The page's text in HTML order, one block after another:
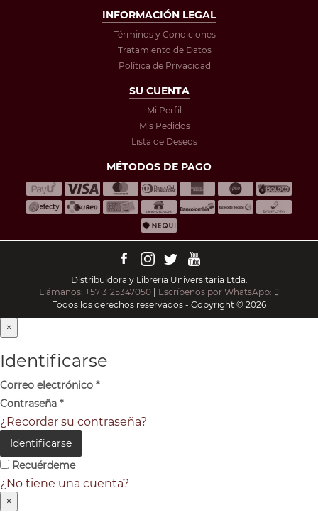
INFORMACIÓN LEGAL
Términos y Condiciones
Tratamiento de Datos
Política de Privacidad
SU CUENTA
Mi Perfil
Mis Pedidos
Lista de Deseos
MÉTODOS DE PAGO
Distribuidora y Librería Universitaria Ltda.
Llámanos: +57 3125347050 | Escríbenos por WhatsApp:
Todos los derechos reservados - Copyright © 2026
×
Identificarse
Correo electrónico *
Contraseña *
¿Recordar su contraseña?
Identificarse
Recuérdeme
¿No tiene una cuenta?
×